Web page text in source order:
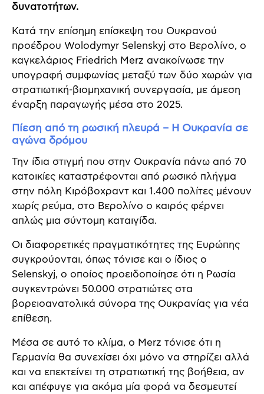
δυνατοτήτων.
Κατά την επίσημη επίσκεψη του Ουκρανού
προέδρου Wolodymyr Selenskyj στο Βερολίνο, ο
καγκελάριος Friedrich Merz ανακοίνωσε την
υπογραφή συμφωνίας μεταξύ των δύο χωρών για
στρατιωτική-βιομηχανική συνεργασία, με άμεση
έναρξη παραγωγής μέσα στο 2025.
Πίεση από τη ρωσική πλευρά – Η Ουκρανία σε
αγώνα δρόμου
Την ίδια στιγμή που στην Ουκρανία πάνω από 70
κατοικίες καταστρέφονται από ρωσικό πλήγμα
στην πόλη Κιρόβοχραντ και 1.400 πολίτες μένουν
χωρίς ρεύμα, στο Βερολίνο ο καιρός φέρνει
απλώς μια σύντομη καταιγίδα.
Οι διαφορετικές πραγματικότητες της Ευρώπης
συγκρούονται, όπως τόνισε και ο ίδιος ο
Selenskyj, ο οποίος προειδοποίησε ότι η Ρωσία
συγκεντρώνει 50.000 στρατιώτες στα
βορειοανατολικά σύνορα της Ουκρανίας για νέα
επίθεση.
Μέσα σε αυτό το κλίμα, ο Merz τόνισε ότι η
Γερμανία θα συνεχίσει όχι μόνο να στηρίζει αλλά
και να επεκτείνει τη στρατιωτική της βοήθεια, αν
και απέφυγε για ακόμα μία φορά να δεσμευτεί